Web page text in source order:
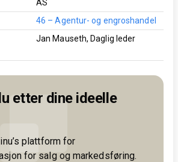
AS
46 – Agentur- og engroshandel
Jan Mauseth, Daglig leder
etter dine ideelle
plattform for
for salg og markedsføring.